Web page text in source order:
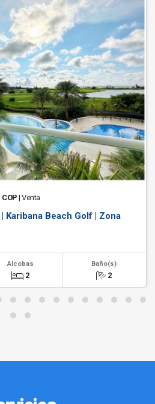
COP | Venta
Karibana Beach Golf | Zona
Alcobas
2
Baño(s)
2